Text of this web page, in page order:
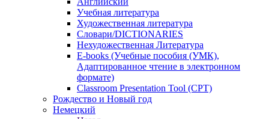
Учебная литература
Художественная литература
Словари/DICTIONARIES
Нехудожественная Литература
E-books (Учебные пособия (УМК),
Адаптированное чтение в электронном
формате)
Classroom Presentation Tool (CPT)
Рождество и Новый год
Немецкий